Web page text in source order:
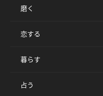
磨く
恋する
暮らす
占う